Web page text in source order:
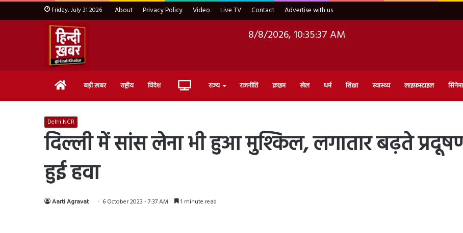
Friday, July 31 2026 About Privacy Policy Video Live TV Contact Advertise with us
8/8/2026, 10:35:38 AM
Home बड़ी ख़बर राष्ट्रीय विदेश Live राज्य राजनीति क्राइम खेल धर्म शिक्षा स्वास्थ्य लाइफ़स्टाइल सिनेमा
Delhi NCR
दिल्ली में सांस लेना भी हुआ मुश्किल, लगातार बढ़ते
हुई हवा
Aarti Agravat 6 October 2023 - 7:37 AM 1 minute read